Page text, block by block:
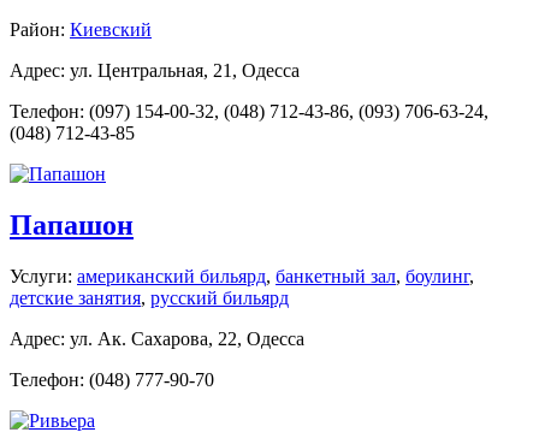
Район: Киевский
Адрес: ул. Центральная, 21, Одесса
Телефон: (097) 154-00-32, (048) 712-43-86, (093) 706-63-24,
(048) 712-43-85
Папашон
Услуги: американский бильярд, банкетный зал, боулинг,
детские занятия, русский бильярд
Адрес: ул. Ак. Сахарова, 22, Одесса
Телефон: (048) 777-90-70